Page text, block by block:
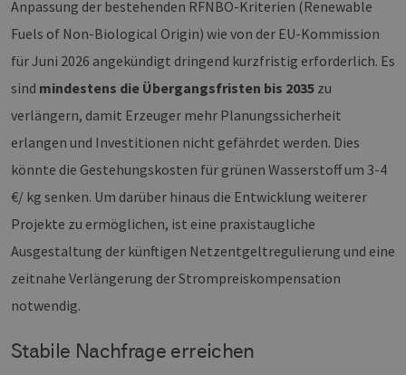
Anpassung der bestehenden RFNBO-Kriterien (Renewable
Fuels of Non-Biological Origin) wie von der EU-Kommission
für Juni 2026 angekündigt dringend kurzfristig erforderlich. Es
sind mindestens die Übergangsfristen bis 2035 zu
verlängern, damit Erzeuger mehr Planungssicherheit
erlangen und Investitionen nicht gefährdet werden. Dies
könnte die Gestehungskosten für grünen Wasserstoff um 3-4
€/ kg senken. Um darüber hinaus die Entwicklung weiterer
Projekte zu ermöglichen, ist eine praxistaugliche
Ausgestaltung der künftigen Netzentgeltregulierung und eine
zeitnahe Verlängerung der Strompreiskompensation
notwendig.
Stabile Nachfrage erreichen